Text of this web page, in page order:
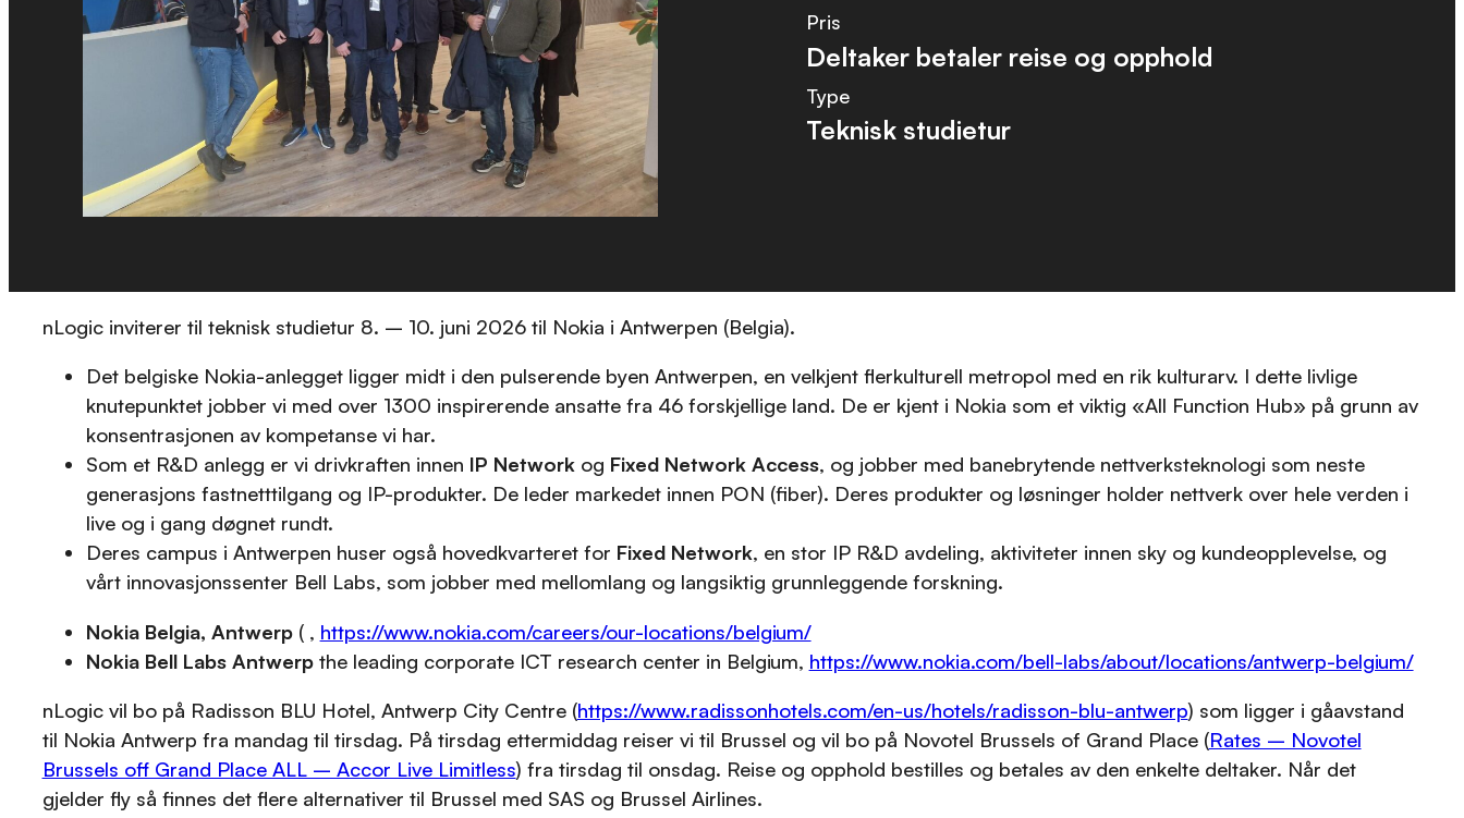
Pris
Deltaker betaler reise og opphold
Type
Teknisk studietur
nLogic inviterer til teknisk studietur 8. – 10. juni 2026 til Nokia i Antwerpen (Belgia).
Det belgiske Nokia-anlegget ligger midt i den pulserende byen Antwerpen, en velkjent flerkulturell metropol med en rik kulturarv. I dette livlige
knutepunktet jobber vi med over 1300 inspirerende ansatte fra 46 forskjellige land. De er kjent i Nokia som et viktig «All Function Hub» på grunn av
konsentrasjonen av kompetanse vi har.
Som et R&D anlegg er vi drivkraften innen IP Networkog Fixed Network Access, og jobber med banebrytende nettverksteknologi som neste
generasjons fastnetttilgang og IP-produkter. De leder markedet innen PON (fiber). Deres produkter og løsninger holder nettverk over hele verden i
live og i gang døgnet rundt.
Deres campus i Antwerpen huser også hovedkvarteret for Fixed Network, en stor IP R&D avdeling, aktiviteter innen sky og kundeopplevelse, og
vårt innovasjonssenter Bell Labs, som jobber med mellomlang og langsiktig grunnleggende forskning.
Nokia Belgia, Antwerp( , https://www.nokia.com/careers/our-locations/belgium/
Nokia Bell Labs Antwerpthe leading corporate ICT research center in Belgium, https://www.nokia.com/bell-labs/about/locations/antwerp-belgium/
nLogic vil bo på Radisson BLU Hotel, Antwerp City Centre (https://www.radissonhotels.com/en-us/hotels/radisson-blu-antwerp) som ligger i gåavstand
til Nokia Antwerp fra mandag til tirsdag. På tirsdag ettermiddag reiser vi til Brussel og vil bo på Novotel Brussels of Grand Place (Rates – Novotel
Brussels off Grand Place ALL – Accor Live Limitless) fra tirsdag til onsdag. Reise og opphold bestilles og betales av den enkelte deltaker. Når det
gjelder fly så finnes det flere alternativer til Brussel med SAS og Brussel Airlines.